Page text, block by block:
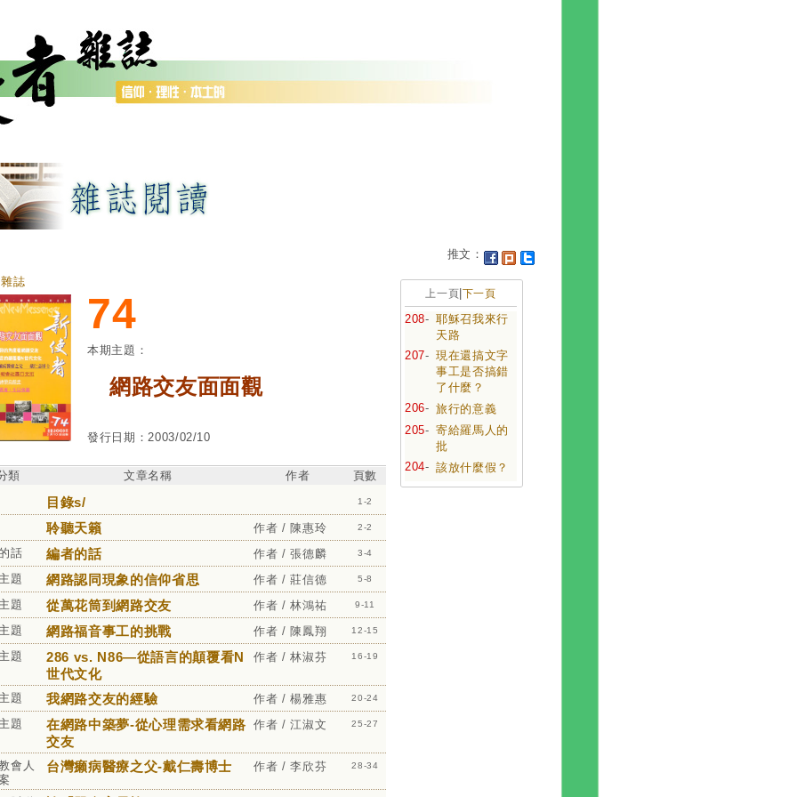
推文：
誌
74
本期主題：
網路交友面面觀
發行日期：2003/02/10
類 文章名稱 作者 頁數
目錄s/ 1-2
聆聽天籟 作者 / 陳惠玲 2-2
話 編者的話 作者 / 張德麟 3-4
題 網路認同現象的信仰省思 作者 / 莊信德 5-8
題 從萬花筒到網路交友 作者 / 林鴻祐 9-11
題 網路福音事工的挑戰 作者 / 陳鳳翔 12-15
題
286 vs. N86—從語言的顛覆看N
世代文化
作者 / 林淑芬 16-19
題 我網路交友的經驗 作者 / 楊雅惠 20-24
題
在網路中築夢-從心理需求看網路
交友
作者 / 江淑文 25-27
會人
台灣癩病醫療之父-戴仁壽博士 作者 / 李欣芬 28-34
上一頁 下一頁
208- 耶穌召我來行
天路
207- 現在還搞文字
事工是否搞錯
了什麼？
206- 旅行的意義
205- 寄給羅馬人的
批
204- 該放什麼假？